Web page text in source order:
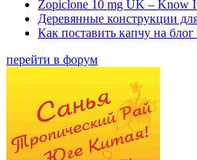
Zopiclone 10 mg UK – Know
Деревянные конструкции
Как поставить капчу на
перейти в форум